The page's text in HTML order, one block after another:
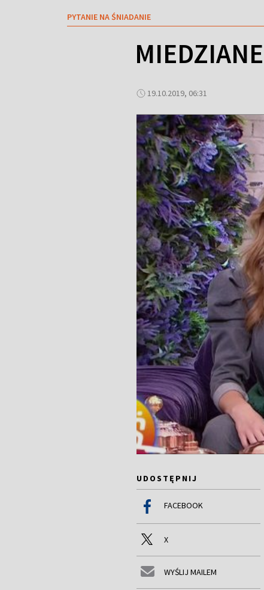
PYTANIE NA ŚNIADANIE
19.10.2019, 06:31
UDOSTĘPNIJ
FACEBOOK
X
WYŚLIJ MAILEM